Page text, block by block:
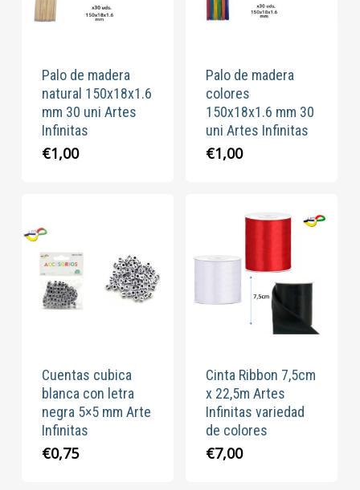
Palo de madera
natural 150x18x1.6
mm 30 uni Artes
Infinitas
€1,00
Palo de madera
colores
150x18x1.6 mm 30
uni Artes Infinitas
€1,00
Cuentas cubica
blanca con letra
negra 5×5 mm Arte
Infinitas
€0,75
Cinta Ribbon 7,5cm
x 22,5m Artes
Infinitas variedad
de colores
€7,00